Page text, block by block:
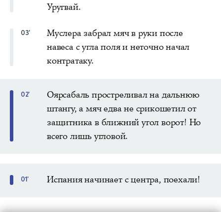
Уругвай.
03'
Муслера забрал мяч в руки после
навеса с угла поля и неточно начал
контратаку.
02'
Оярсабаль простреливал на дальнюю
штангу, а мяч едва не срикошетил от
защитника в ближний угол ворот! Но
всего лишь угловой.
01' Испания начинает с центра, поехали!